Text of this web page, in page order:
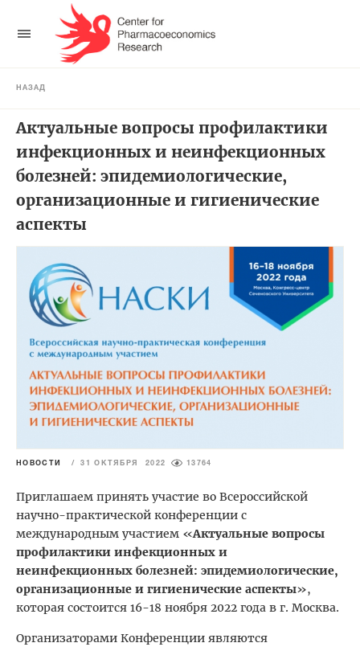
НАЗАД
Актуальные вопросы профилактики
инфекционных и неинфекционных
болезней: эпидемиологические,
организационные и гигиенические
аспекты
НОВОСТИ / 31 ОКТЯБРЯ 2022 13764
Приглашаем принять участие во Всероссийской
научно-практической конференции с
международным участием «Актуальные вопросы
профилактики инфекционных и
неинфекционных болезней: эпидемиологические,
организационные и гигиенические аспекты»,
которая состоится 16-18 ноября 2022 года в г. Москва.
Организаторами Конференции являются